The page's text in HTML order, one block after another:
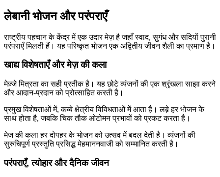
लेबानी भोजन और परंपराएँ
राष्ट्रीय पहचान के केंद्र में एक उदार मेज़ है जहाँ स्वाद, सुगंध और सदियों पुरानी
परंपराएँ मिलती हैं। यह परिष्कृत भोजन एक अद्वितीय जीवन शैली का प्रमाण है।
खाद्य विशेषताएँ और मेज़ की कला
मेज़्जे मित्रता का सही प्रतीक है। यह छोटे व्यंजनों की एक श्रृंखला साझा करने
और आदान-प्रदान को प्रोत्साहित करती है।
प्रमुख विशेषताओं में, कब्बे क्षेत्रीय विविधताओं में आता है। लब्ने हर भोजन के
साथ होता है, जबकि चिक तौक ओटोमन प्रभावों को प्रकट करता है।
मेज की कला हर दोपहर के भोजन को उत्सव में बदल देती है। व्यंजनों की
सुरुचिपूर्ण प्रस्तुति प्रसिद्ध मेहमाननवाजी को सम्मानित करती है।
परंपराएँ, त्योहार और दैनिक जीवन